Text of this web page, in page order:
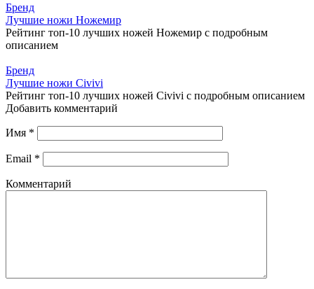
Бренд
Лучшие ножи Ножемир
Рейтинг топ-10 лучших ножей Ножемир с подробным
описанием
Бренд
Лучшие ножи Civivi
Рейтинг топ-10 лучших ножей Civivi с подробным описанием
Добавить комментарий
Имя *
Email *
Комментарий